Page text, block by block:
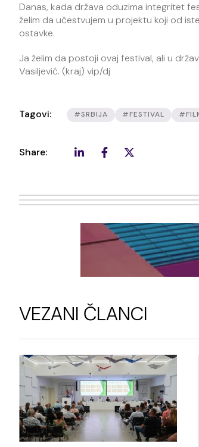
Danas, kada država oduzima integritet
želim da učestvujem u projektu koji od
ostavke.
Ja želim da postoji ovaj festival, ali u
Vasiljević. (kraj) vip/dj
Tagovi: #SRBIJA #FESTIVAL
Share:
VEZANI ČLANCI